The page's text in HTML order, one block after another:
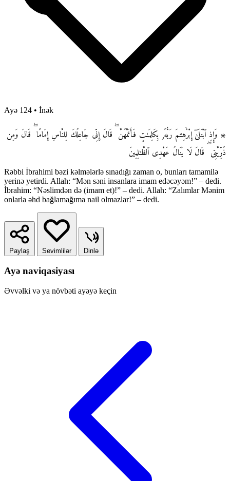
Ayə 124 • İnək
۞ وَإِذِ ٱبْتَلَىٰٓ إِبْرَٰهِـۧمَ رَبُّهُۥ بِكَلِمَـٰتٍ فَأَتَمَّهُنَّ ۖ قَالَ إِنِّى جَاعِلُكَ لِلنَّاسِ إِمَامًا ۖ قَالَ وَمِن
ذُرِّيَّتِى ۖ قَالَ لَا يَنَالُ عَهْدِى ٱلظَّـٰلِمِينَ
Rəbbi İbrahimi bəzi kəlmələrlə sınadığı zaman o, bunları tamamilə
yerinə yetirdi. Allah: “Mən səni insanlara imam edəcəyəm!” – dedi.
İbrahim: “Nəslimdən də (imam et)!” – dedi. Allah: “Zalımlar Mənim
onlarla əhd bağlamağıma nail olmazlar!” – dedi.
Paylaş Sevimlilər Dinlə
Ayə naviqasiyası
Əvvəlki və ya növbəti ayəyə keçin